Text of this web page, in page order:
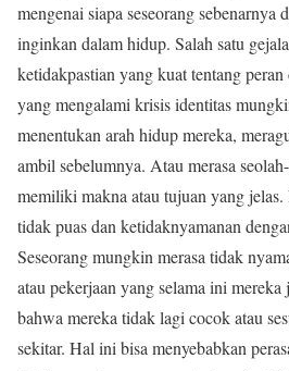
mengenai siapa seseorang sebenarnya
inginkan dalam hidup. Salah satu
ketidakpastian yang kuat tentang
yang mengalami krisis identitas
menentukan arah hidup mereka,
ambil sebelumnya. Atau merasa
memiliki makna atau tujuan yang
tidak puas dan ketidaknyamanan
Seseorang mungkin merasa tidak
atau pekerjaan yang selama ini
bahwa mereka tidak lagi cocok atau
sekitar. Hal ini bisa menyebabkan